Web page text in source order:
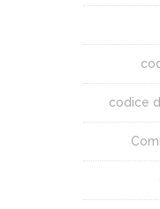
codice